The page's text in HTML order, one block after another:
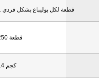
1 قطعة لكل بوليباغ بشكل فردي
250 قطعة
14 كجم